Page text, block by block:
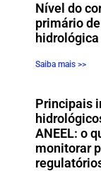
Nível do
primário
hidrológica
Saiba mais >>
Principais
ANEEL: o
monitorar